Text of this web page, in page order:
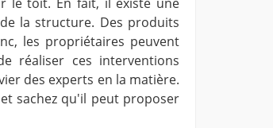
la structure. Des produits
les propriétaires peuvent
réaliser ces interventions
des experts en la matière.
sachez qu'il peut proposer